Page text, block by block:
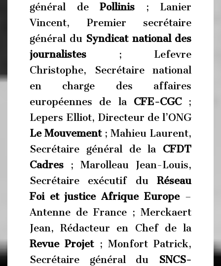
général de Pollinis ; Lanier
Vincent, Premier secrétaire
général du Syndicat national des
journalistes ; Lefevre
Christophe, Secrétaire national
en charge des affaires
européennes de la CFE-CGC;
Lepers Elliot, Directeur de l’ONG
Le Mouvement; Mahieu Laurent,
Secrétaire général de la CFDT
Cadres ; Marolleau Jean-Louis,
Secrétaire exécutif du Réseau
Foi et justice Afrique Europe–
Antenne de France ; Merckaert
Jean, Rédacteur en Chef de la
Revue Projet; Monfort Patrick,
Secrétaire général du SNCS-